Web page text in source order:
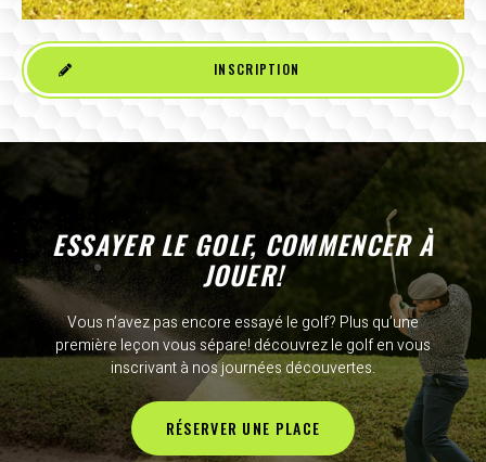
INSCRIPTION
ESSAYER LE GOLF, COMMENCER À
JOUER!
Vous n’avez pas encore essayé le golf? Plus qu’une
première leçon vous sépare! découvrez le golf en vous
inscrivant à nos journées découvertes.
RÉSERVER UNE PLACE